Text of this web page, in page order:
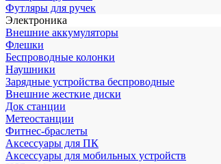
Футляры для ручек
Электроника
Внешние аккумуляторы
Флешки
Беспроводные колонки
Наушники
Зарядные устройства беспроводные
Внешние жесткие диски
Док станции
Метеостанции
Фитнес-браслеты
Аксессуары для ПК
Аксессуары для мобильных устройств